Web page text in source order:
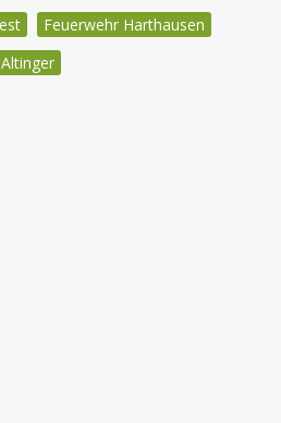
Feuerwehr Harthausen